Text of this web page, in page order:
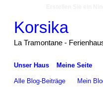
Korsika
La Tramontane -
Unser Haus Meine Seite
Alle Blog-Beiträge Mein